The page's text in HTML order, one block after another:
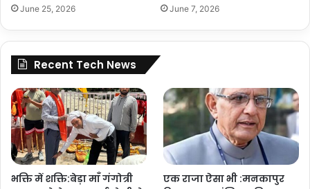
June 25, 2026 June 7, 2026
Recent Tech News
भक्ति में शक्ति:बेड़ा माँ गंगोत्री
एक राजा ऐसा भी :मनकापुर